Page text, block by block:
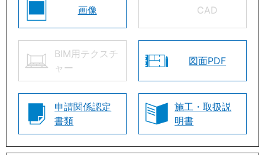
画像 CAD
BIM用テクスチ
ャー
図面PDF
申請関係認定
書類
施工・取扱説
明書